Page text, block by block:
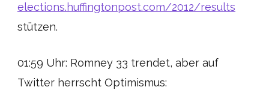
elections.huffingtonpost.com/2012/results
stützen.
01:59 Uhr: Romney 33 trendet, aber auf
Twitter herrscht Optimismus: